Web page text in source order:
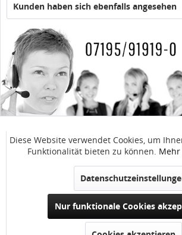
Kunden haben sich ebenfalls angesehen
SERVICE / ANFRAGEN
WinnTec GmbH
SOCIAL MEDIA
Funktionale
Diese Website verwendet Cookies, um
Funktionalität bieten zu können.
Nur funktionale Cookies